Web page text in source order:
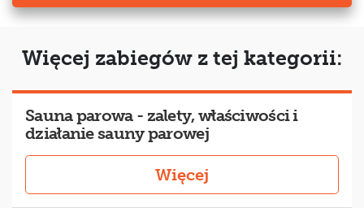
Więcej zabiegów z tej kategorii:
Sauna parowa - zalety, właściwości i
działanie sauny parowej
Więcej